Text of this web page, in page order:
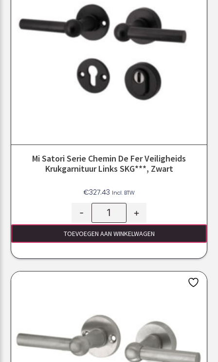
Mi Satori Serie Chemin De Fer Veiligheids
Krukgarnituur Links SKG***, Zwart
€327.43 Incl. BTW
- +
TOEVOEGEN AAN WINKELWAGEN